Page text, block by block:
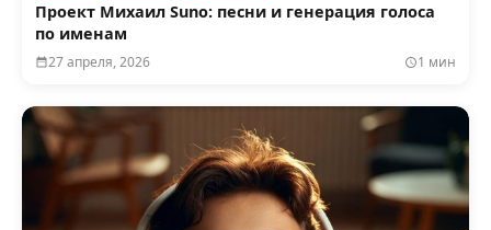
Проект Михаил Suno: песни и генерация голоса
по именам
27 апреля, 2026 1 мин